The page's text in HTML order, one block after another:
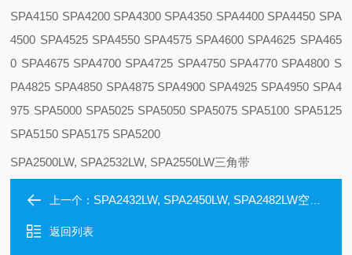
SPA4150 SPA4200 SPA4300 SPA4350 SPA4400 SPA4450 SPA
4500 SPA4525 SPA4550 SPA4575 SPA4600 SPA4625 SPA465
0 SPA4675 SPA4700 SPA4725 SPA4750 SPA4770 SPA4800 S
PA4825 SPA4850 SPA4875 SPA4900 SPA4925 SPA4950 SPA4
975 SPA5000 SPA5025 SPA5050 SPA5075 SPA5100 SPA5125
SPA5150 SPA5175 SPA5200
SPA2500LW, SPA2532LW, SPA2550LW三角带
上一个： SPA2432LW, SPA2450LW, SPA2482LW空调机皮带
返回列表